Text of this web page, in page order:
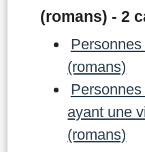
(romans) - 2
(romans)
ayant une
(romans)